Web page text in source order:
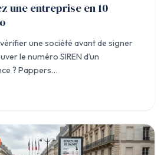
une entreprise en 10
une société avant de signer
le numéro SIREN d’un
? Pappers…